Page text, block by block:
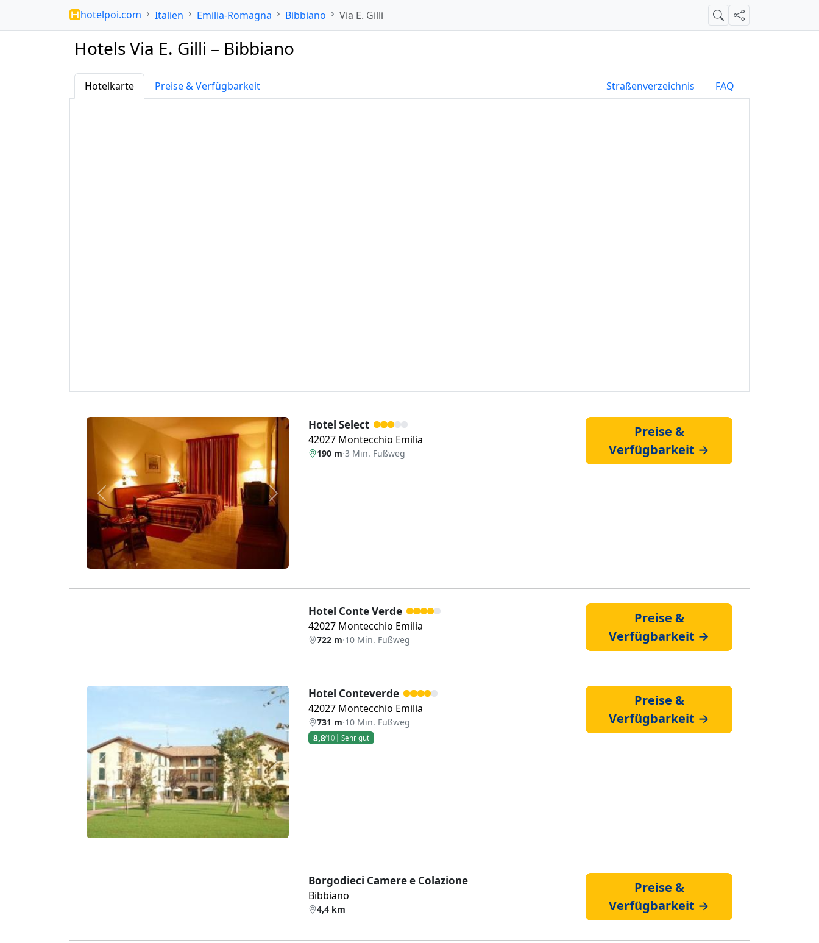
hotelpoi.com Italien Emilia-Romagna Bibbiano Via E. Gilli SucheTeilen
Hotels Via E. Gilli – Bibbiano
Hotelkarte Preise & Verfügbarkeit Straßenverzeichnis FAQ
Zurück Weiter
Hotel Select
42027 Montecchio Emilia
190 m·3 Min. Fußweg
Preise &
Verfügbarkeit →
Hotel Conte Verde
42027 Montecchio Emilia
722 m·10 Min. Fußweg
Preise &
Verfügbarkeit →
Zurück Weiter
Hotel Conteverde
42027 Montecchio Emilia
731 m·10 Min. Fußweg
8,8/10 Sehr gut
Preise &
Verfügbarkeit →
Borgodieci Camere e Colazione
Bibbiano
4,4 km
Preise &
Verfügbarkeit →